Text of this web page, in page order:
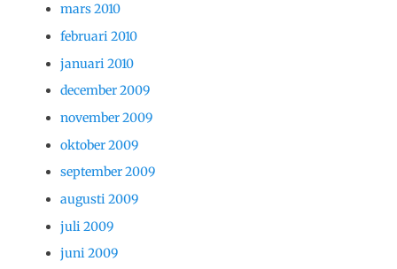
mars 2010
februari 2010
januari 2010
december 2009
november 2009
oktober 2009
september 2009
augusti 2009
juli 2009
juni 2009